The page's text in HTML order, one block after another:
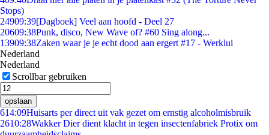
Stops)
24909:39[Dagboek] Veel aan hoofd - Deel 27
20609:38Punk, disco, New Wave of? #60 Sing along...
13909:38Zaken waar je je echt dood aan ergert #17 - Werklui
Nederland
Nederland
Scrollbar gebruiken
opslaan
614:09Huisarts per direct uit vak gezet om ernstig alcoholmisbruik
2610:28Wakker Dier dient klacht in tegen insectenfabriek Protix om